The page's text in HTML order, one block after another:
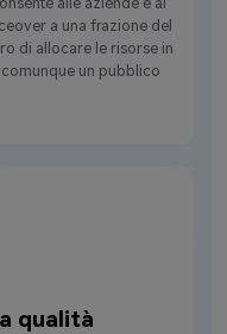
a una frazione del
di allocare le risorse in
un pubblico
qualità